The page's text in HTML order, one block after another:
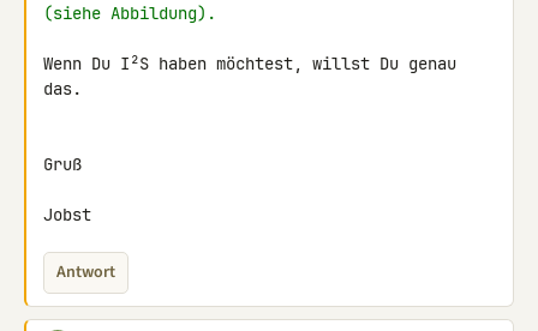
(siehe Abbildung).
Wenn Du I²S haben möchtest, willst Du genau
das.
Gruß
Jobst
Antwort